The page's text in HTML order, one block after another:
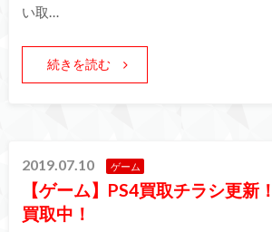
い取…
続きを読む
2019.07.10 ゲーム
【ゲーム】PS4買取チラシ更新
買取中！